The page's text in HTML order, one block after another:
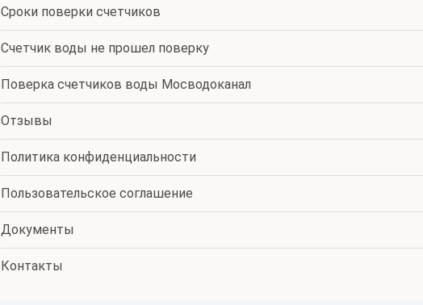
Сроки поверки счетчиков
Счетчик воды не прошел поверку
Поверка счетчиков воды Мосводоканал
Отзывы
Политика конфиденциальности
Пользовательское соглашение
Документы
Контакты